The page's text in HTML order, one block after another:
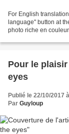
For English
language" button at
photo riche en
Pour le
eyes
Publié le 22/10/2017
Par Guyloup